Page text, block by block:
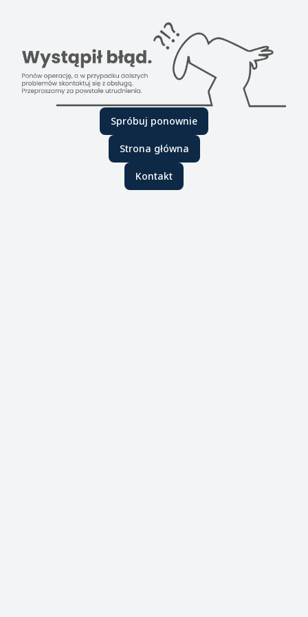
Spróbuj ponownie
Strona główna
Kontakt